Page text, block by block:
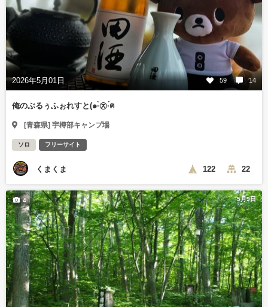
2026年5月01日 59 14
俺のぶるぅふぉれすと(๑·̀㉨·́ฅ
[青森県] 宇樽部キャンプ場
ソロ フリーサイト
くまくま 122 22
5月9日
4